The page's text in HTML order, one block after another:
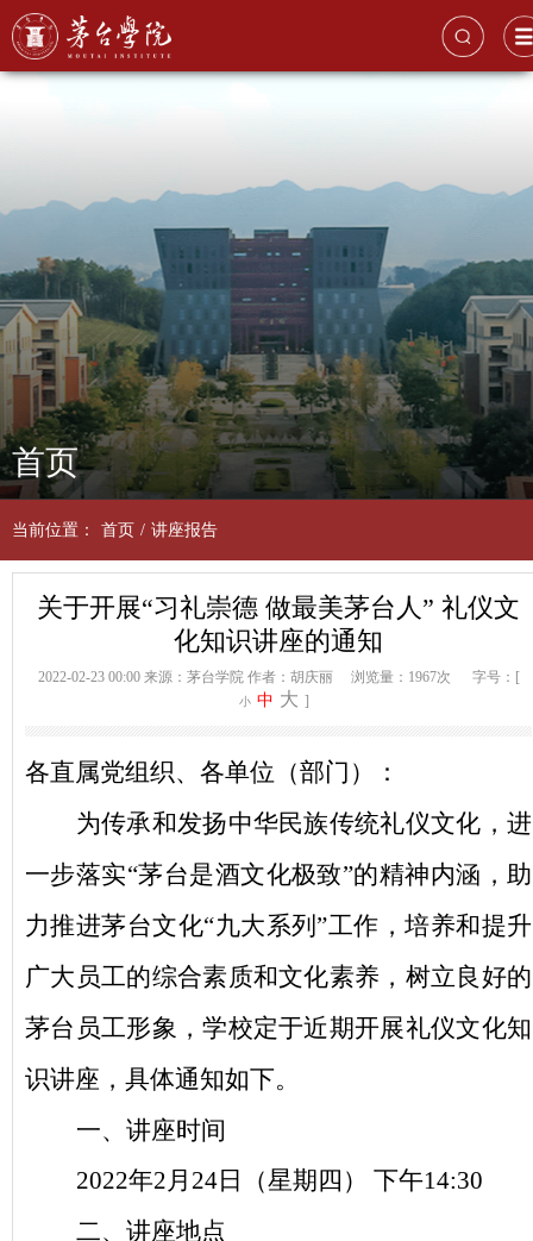
首页
当前位置： 首页 / 讲座报告
关于开展“习礼崇德 做最美茅台人” 礼仪文
化知识讲座的通知
2022-02-23 00:00 来源：茅台学院 作者：胡庆丽 浏览量：1967次 字号：[
小 中 大 ]
各直属党组织、各单位（部门）：
为传承和发扬中华民族传统礼仪文化，进
一步落实“茅台是酒文化极致”的精神内涵，助
力推进茅台文化“九大系列”工作，培养和提升
广大员工的综合素质和文化素养，树立良好的
茅台员工形象，学校定于近期开展礼仪文化知
识讲座 ， 具体通知如下。
一、讲座时间
2022年2月24日
（星期四 ） 下午14:30
二、讲座地点